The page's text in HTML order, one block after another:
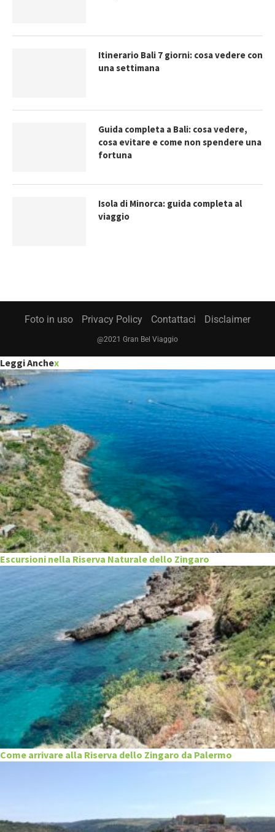
Itinerario Bali 7 giorni: cosa vedere con
una settimana
Guida completa a Bali: cosa vedere,
cosa evitare e come non spendere una
fortuna
Isola di Minorca: guida completa al
viaggio
Foto in uso Privacy Policy Contattaci Disclaimer
@2021 Gran Bel Viaggio
Leggi Anchex
Escursioni nella Riserva Naturale dello Zingaro
Come arrivare alla Riserva dello Zingaro da Palermo